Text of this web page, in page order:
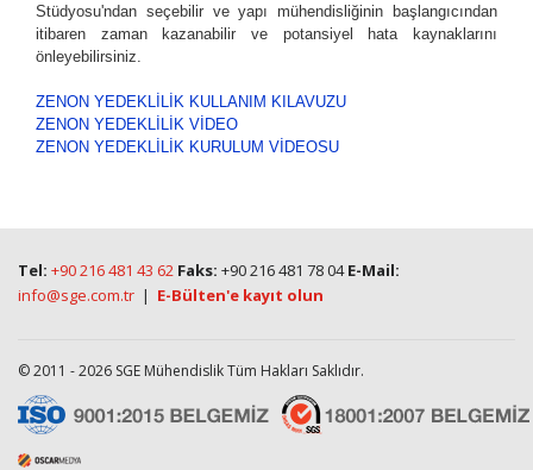
Stüdyosu'ndan seçebilir ve yapı mühendisliğinin başlangıcından
itibaren zaman kazanabilir ve potansiyel hata kaynaklarını
önleyebilirsiniz.
ZENON YEDEKLİLİK KULLANIM KILAVUZU
ZENON YEDEKLİLİK VİDEO
ZENON YEDEKLİLİK KURULUM VİDEOSU
Tel: +90 216 481 43 62 Faks: +90 216 481 78 04E-Mail:
info@sge.com.tr | E-Bülten'e kayıt olun
© 2011 - 2026 SGE Mühendislik Tüm Hakları Saklıdır.